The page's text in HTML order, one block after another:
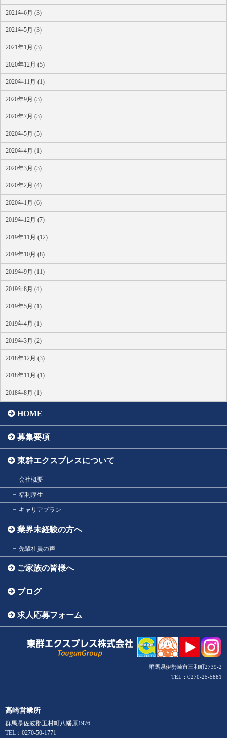
2021年6月 (3)
2021年5月 (3)
2021年1月 (3)
2020年12月 (5)
2020年11月 (1)
2020年9月 (3)
2020年7月 (3)
2020年5月 (5)
2020年4月 (1)
2020年3月 (3)
2020年2月 (4)
2020年1月 (6)
2019年12月 (7)
2019年11月 (12)
2019年10月 (8)
2019年9月 (11)
2019年8月 (4)
2019年5月 (1)
2019年4月 (1)
2019年3月 (2)
2018年12月 (3)
2018年11月 (1)
2018年8月 (1)
HOME
募集要項
東群エクスプレスについて
会社概要
福利厚生
キャリアプラン
業界未経験の方へ
先輩社員の声
ご家族の皆様へ
ブログ
求人応募フォーム
群馬県伊勢崎市三和町2739-2
TEL：0270-25-5881
高崎営業所
群馬県佐波郡玉村町八幡原1976
TEL：0270-50-1771